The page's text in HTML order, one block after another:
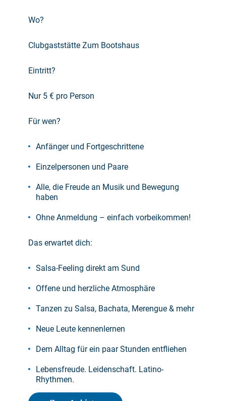
Wo?
Clubgaststätte Zum Bootshaus
Eintritt?
Nur 5 € pro Person
Für wen?
Anfänger und Fortgeschrittene
Einzelpersonen und Paare
Alle, die Freude an Musik und Bewegung
haben
Ohne Anmeldung – einfach vorbeikommen!
Das erwartet dich:
Salsa-Feeling direkt am Sund
Offene und herzliche Atmosphäre
Tanzen zu Salsa, Bachata, Merengue & mehr
Neue Leute kennenlernen
Dem Alltag für ein paar Stunden entfliehen
Lebensfreude. Leidenschaft. Latino-
Rhythmen.